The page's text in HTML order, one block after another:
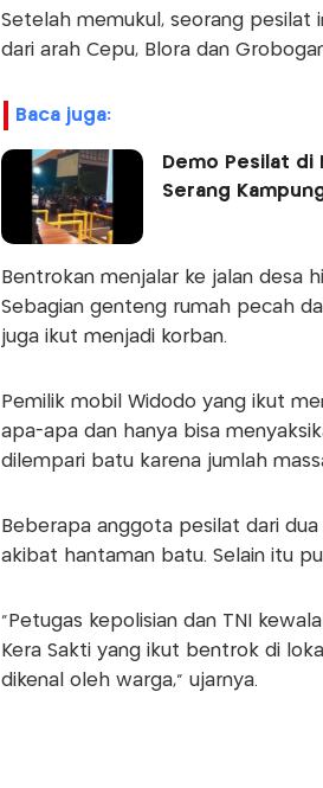
Setelah memukul, seorang pesilat
dari arah Cepu, Blora dan
baca juga:
Demo Pesilat di
Serang
Bentrokan menjalar ke jalan desa
Sebagian genteng rumah pecah
juga ikut menjadi korban.
Pemilik mobil Widodo yang ikut
apa-apa dan hanya bisa
dilempari batu karena jumlah
Beberapa anggota pesilat dari
akibat hantaman batu. Selain itu
“Petugas kepolisian dan TNI
Kera Sakti yang ikut bentrok di
dikenal oleh warga,” ujarnya.